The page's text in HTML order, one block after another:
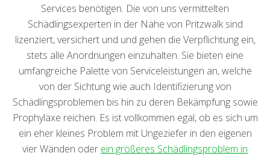
Services benötigen. Die von uns vermittelten
Schädlingsexperten in der Nähe von Pritzwalk sind
lizenziert, versichert und und gehen die Verpflichtung ein,
stets alle Anordnungen einzuhalten. Sie bieten eine
umfangreiche Palette von Serviceleistungen an, welche
von der Sichtung wie auch Identifizierung von
Schädlingsproblemen bis hin zu deren Bekämpfung sowie
Prophylaxe reichen. Es ist vollkommen egal, ob es sich um
ein eher kleines Problem mit Ungeziefer in den eigenen
vier Wänden oder ein größeres Schädlingsproblem in